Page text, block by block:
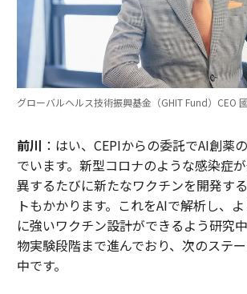
グローバルヘルス技術振興基金（GHIT Fund）CEO
前川 ：はい、CEPIからの委託でAI創薬
でいます。新型コロナのような感染症
異するたびに新たなワクチンを開発す
トもかかります。これをAIで解析し、
に強いワクチン設計ができるよう研究
物実験段階まで進んでおり、次のステ
中です。